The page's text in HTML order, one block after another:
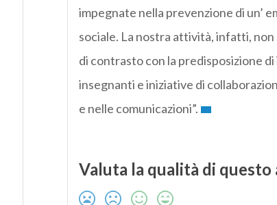
impegnate nella prevenzione di un’
sociale. La nostra attività, infatti, non
di contrasto con la predisposizione
insegnanti e iniziative di
e nelle comunicazioni”.
Valuta la qualità di